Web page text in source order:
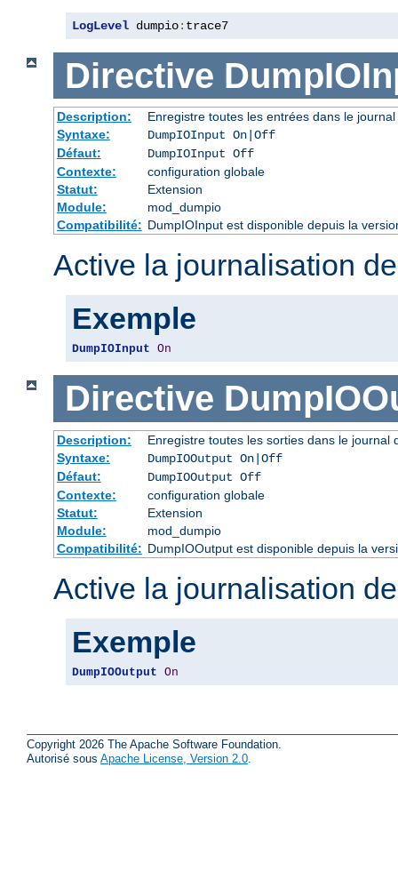
LogLevel dumpio: trace7
Directive
Description:
Enregistre toutes les entrées dans le
Syntaxe:
DumpIOInput On|Off
Défaut:
DumpIOInput Off
Contexte:
configuration globale
Statut:
Extension
Module:
mod_dumpio
Compatibilité: DumpIOInput est disponible depuis la
Active la journalisation
Exemple
DumpIOInput On
Directive
Description:
Enregistre toutes les sorties dans le journal
Syntaxe:
DumpIOOutput On|Off
Défaut:
DumpIOOutput Off
Contexte:
configuration globale
Statut:
Extension
Module:
mod_dumpio
Compatibilité: DumpIOOutput est disponible depuis la
Active la journalisation
Exemple
DumpIOOutput On
Copyright 2026 The Apache Software Foundation.
Autorisé sous Apache License, Version 2.0.